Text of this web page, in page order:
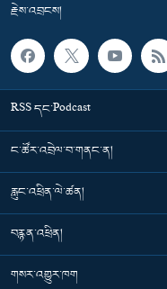
རྗེས་འབྲངས།
RSS དང་Podcast
ང་ཚོར་འབྲེལ་བ་གནང་ན།
རླུང་འཕྲིན་ལེ་ཚན།
བརྙན་འཕྲིན།
གསར་འགྱུར་ཁག